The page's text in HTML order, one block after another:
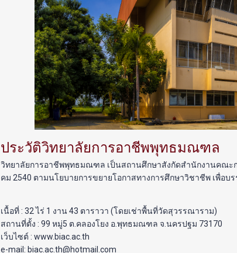
ประวัติวิทยาลัยการอาชีพพุทธมณฑล
วิทยาลัยการอาชีพพุทธมณฑล เป็นสถานศึกษาสังกัดสำนักงานคณะก
คม 2540 ตามนโยบายการขยายโอกาสทางการศึกษาวิชาชีพ เพื่อ
เนื้อที่ : 32 ไร่ 1 งาน 43 ตาราวา (โดยเช่าพื้นที่วัดสุวรรณาราม)
สถานที่ตั้ง : 99 หมู่5 ต.คลองโยง อ.พุทธมณฑล จ.นครปฐม 73170
เว็บไซต์ : www.biac.ac.th
e-mail: biac.ac.th@hotmail.com